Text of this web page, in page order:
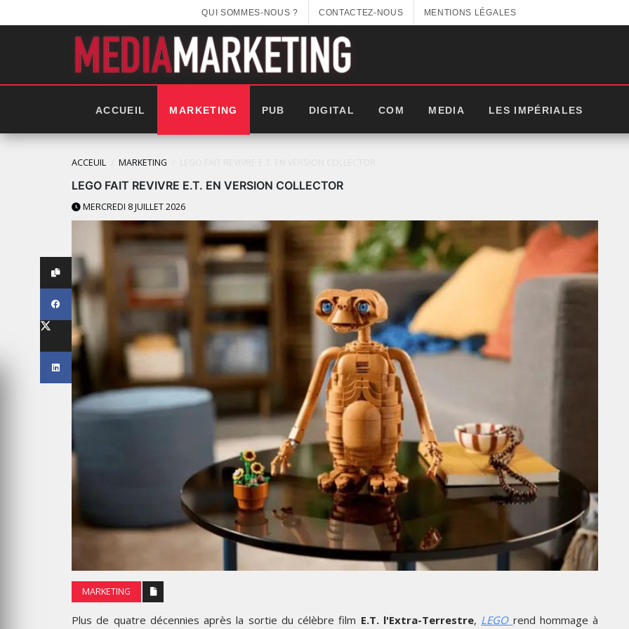
QUI SOMMES-NOUS ? CONTACTEZ-NOUS MENTIONS LÉGALES
ACCUEIL MARKETING PUB DIGITAL COM MEDIA LES IMPÉRIALES
ACCEUIL MARKETING
LEGO FAIT REVIVRE E.T. EN VERSION COLLECTOR
MERCREDI 8 JUILLET 2026
MARKETING
Plus de quatre décennies après la sortie du célèbre film E.T. l'Extra-Terrestre, LEGO rend hommage à
LES IMPÉRIALES WEEK 2026
SOUS THÈME "DABA OR NEVER"
MARDI 27 JANVIER 2026
LES IMPÉRIALES WEEK 2025:
THE PARADIGM SHIFT –
BUSINESS. PEOPLE. TECH
VENDREDI 10 JANVIER 2025
SUR UNE CAMPAGNE
NATIONALE POUR RÉINVENTER
L’EXPÉRIENCE DU MARIAGE
MARKETING
RENTRÉE UNIVERSITAIRE : IKEA
ÉTUDIANTS
MARKETING
EMIRATES
DES ÉMIRATS
SPÉCIALE